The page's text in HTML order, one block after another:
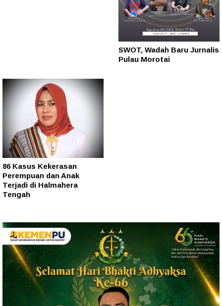
SWOT, Wadah Baru Jurnalis
Pulau Morotai
86 Kasus Kekerasan
Perempuan dan Anak
Terjadi di Halmahera
Tengah